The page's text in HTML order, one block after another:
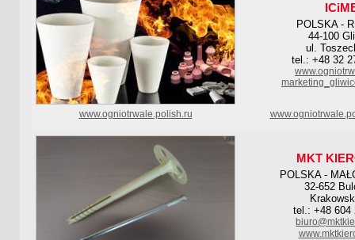
POLSKA -
44-100
ul.
tel.: +48 32
www.ogniotrwale.polish.ru
MKT
POLSKA -
32-652
tel.: +48 604